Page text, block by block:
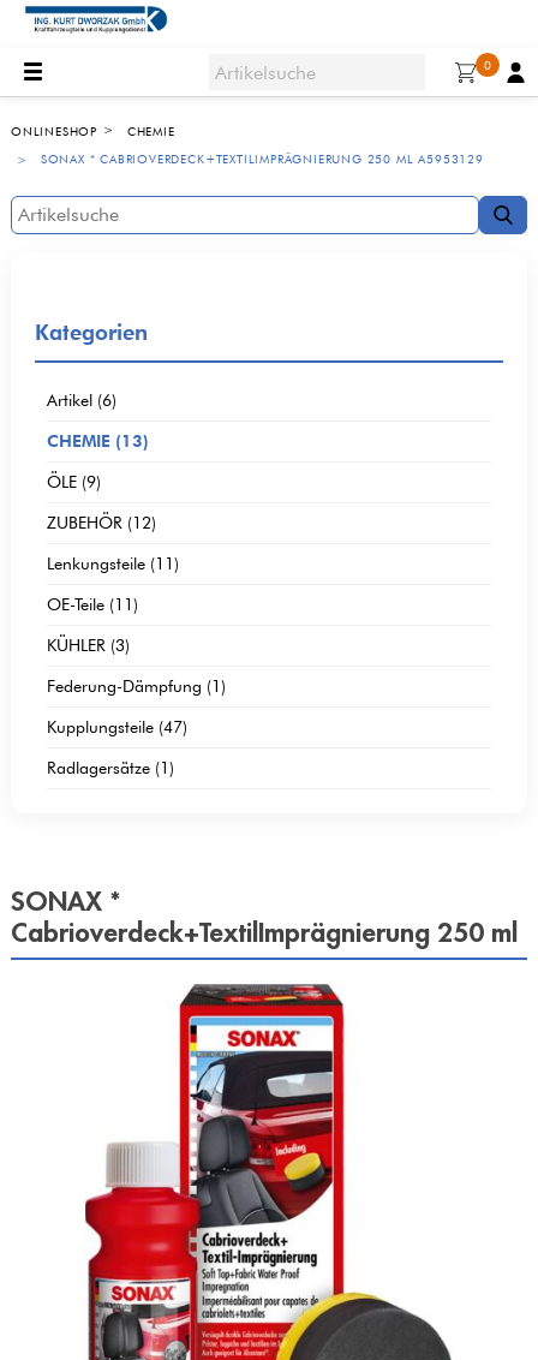
0
ONLINESHOP
CHEMIE
SONAX * CABRIOVERDECK+TEXTILIMPRÄGNIERUNG 250 ML A5953129
Kategorien
Artikel (6)
CHEMIE (13)
ÖLE (9)
ZUBEHÖR (12)
Lenkungsteile (11)
OE-Teile (11)
KÜHLER (3)
Federung-Dämpfung (1)
Kupplungsteile (47)
Radlagersätze (1)
SONAX *
Cabrioverdeck+TextilImprägnierung 250 ml